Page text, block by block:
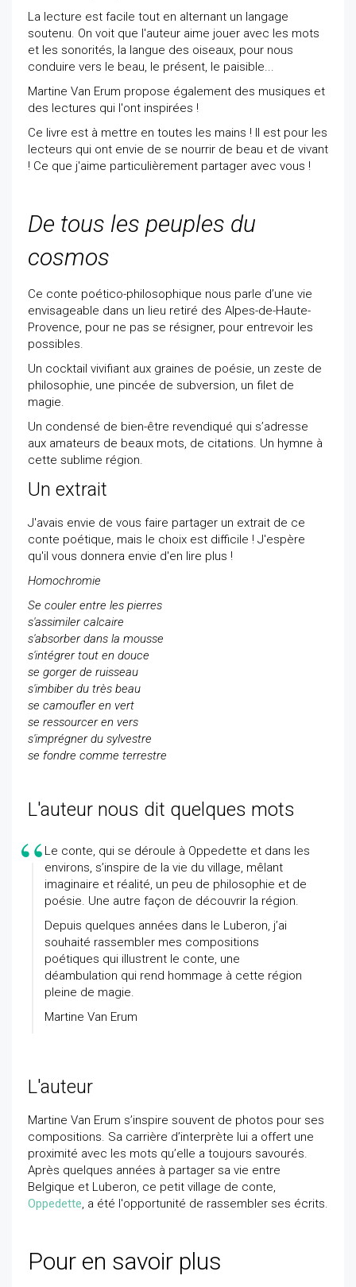
La lecture est facile tout en alternant un langage
soutenu. On voit que l'auteur aime jouer avec les mots
et les sonorités, la langue des oiseaux, pour nous
conduire vers le beau, le présent, le paisible...
Martine Van Erum propose également des musiques et
des lectures qui l'ont inspirées !
Ce livre est à mettre en toutes les mains ! Il est pour les
lecteurs qui ont envie de se nourrir de beau et de vivant
! Ce que j'aime particulièrement partager avec vous !
De tous les peuples du
cosmos
Ce conte poético-philosophique nous parle d’une vie
envisageable dans un lieu retiré des Alpes-de-Haute-
Provence, pour ne pas se résigner, pour entrevoir les
possibles.
Un cocktail vivifiant aux graines de poésie, un zeste de
philosophie, une pincée de subversion, un filet de
magie.
Un condensé de bien-être revendiqué qui s’adresse
aux amateurs de beaux mots, de citations. Un hymne à
cette sublime région.
Un extrait
J'avais envie de vous faire partager un extrait de ce
conte poétique, mais le choix est difficile ! J'espère
qu'il vous donnera envie d'en lire plus !
Homochromie
Se couler entre les pierres
s'assimiler calcaire
s'absorber dans la mousse
s'intégrer tout en douce
se gorger de ruisseau
s'imbiber du très beau
se camoufler en vert
se ressourcer en vers
s'imprégner du sylvestre
se fondre comme terrestre
L'auteur nous dit quelques mots
Le conte, qui se déroule à Oppedette et dans les
environs, s’inspire de la vie du village, mêlant
imaginaire et réalité, un peu de philosophie et de
poésie. Une autre façon de découvrir la région.
Depuis quelques années dans le Luberon, j’ai
souhaité rassembler mes compositions
poétiques qui illustrent le conte, une
déambulation qui rend hommage à cette région
pleine de magie.
Martine Van Erum
L'auteur
Martine Van Erum s’inspire souvent de photos pour ses
compositions. Sa carrière d’interprète lui a offert une
proximité avec les mots qu’elle a toujours savourés.
Après quelques années à partager sa vie entre
Belgique et Luberon, ce petit village de conte,
Oppedette, a été l'opportunité de rassembler ses écrits.
Pour en savoir plus